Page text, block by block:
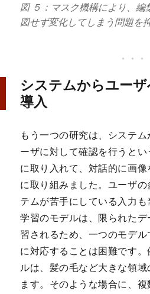
図 ５：マスク機構により、編
図せず変化してしまう問題を
システムからユー
導入
もう一つの研究は、システ
ーザに対して確認を行うと
に取り入れて、対話的に画
に取り組みました。ユーザ
テムが苦手にしている入力
学習のモデルは、限られた
習されるため、一つのモデ
に対応することは困難です
ルは、髪の毛など大きな領
ます。そのような場合に、